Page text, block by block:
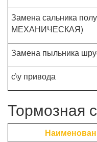
Замена сальника
МЕХАНИЧЕСКАЯ)
Замена пыльника
с\у привода
Тормозная